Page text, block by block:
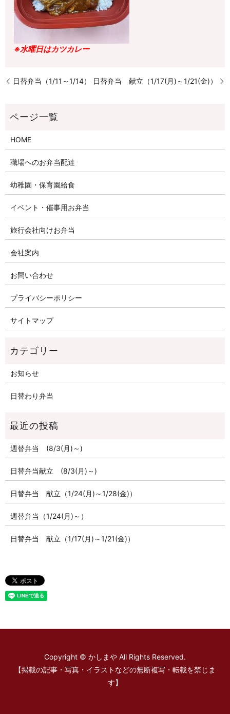
※水曜日はカツカレー
日替弁当（1/11～1/14） 日替弁当 献立（1/17(月)～1/21(金)）
HOME
職場へのお弁当配達
幼稚園・保育園給食
イベント・催事用お弁当
旅行会社向けお弁当
会社案内
お問い合わせ
プライバシーポリシー
サイトマップ
お知らせ
日替わり弁当
週替弁当 (8/3(月)～)
日替弁当献立 (8/3(月)～)
日替弁当 献立（1/24(月)～1/28(金)）
週替弁当（1/24(月)～）
日替弁当 献立（1/17(月)～1/21(金)）
Copyright © かしまや All Rights Reserved.
【掲載の記事・写真・イラストなどの無断複写・転載を禁じま
す】